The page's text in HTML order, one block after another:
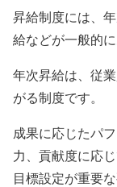
昇給制度には、
給などが一般的に
年次昇給は、従
がる制度です。
成果に応じたパ
力、貢献度に応
目標設定が重要